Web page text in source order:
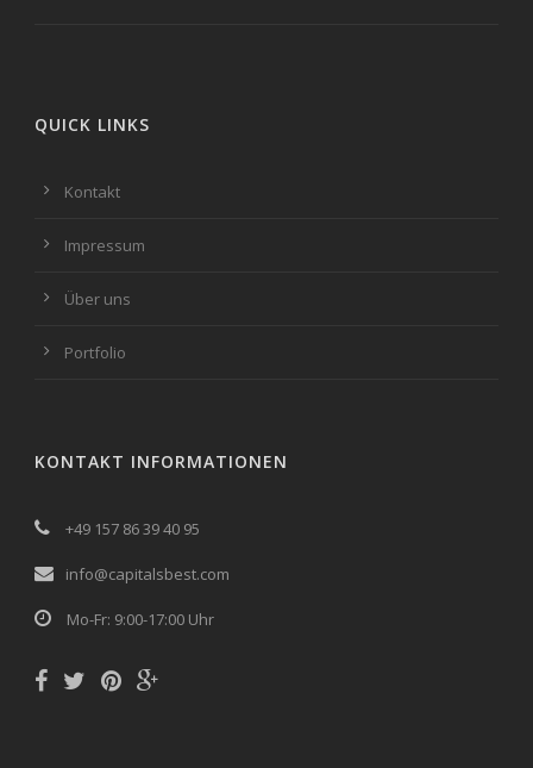
QUICK LINKS
Kontakt
Impressum
Über uns
Portfolio
KONTAKT INFORMATIONEN
+49 157 86 39 40 95
info@capitalsbest.com
Mo-Fr: 9:00-17:00 Uhr